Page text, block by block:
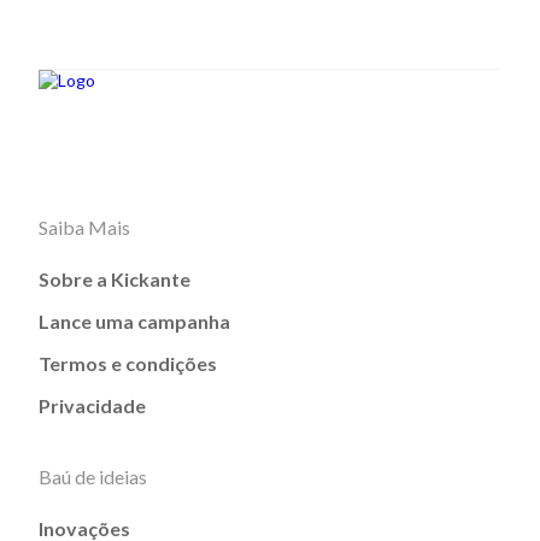
Saiba Mais
Sobre a Kickante
Lance uma campanha
Termos e condições
Privacidade
Baú de ideias
Inovações